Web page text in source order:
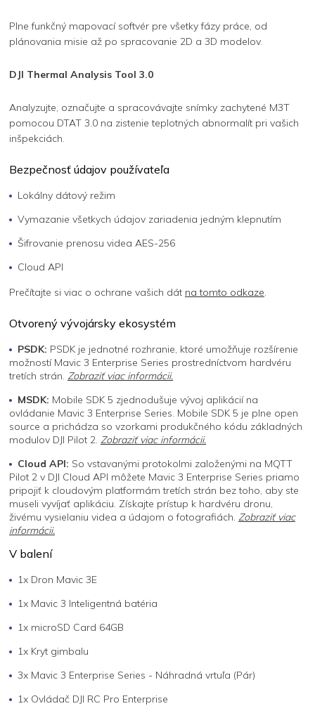
Plne funkčný mapovací softvér pre všetky fázy práce, od
plánovania misie až po spracovanie 2D a 3D modelov.
DJI Thermal Analysis Tool 3.0
Analyzujte, označujte a spracovávajte snímky zachytené M3T
pomocou DTAT 3.0 na zistenie teplotných abnormalít pri vašich
inšpekciách.
Bezpečnosť údajov používateľa
Lokálny dátový režim
Vymazanie všetkych údajov zariadenia jedným klepnutím
Šifrovanie prenosu videa AES-256
Cloud API
Prečítajte si viac o ochrane vašich dát na tomto odkaze.
Otvorený vývojársky ekosystém
PSDK: PSDK je jednotné rozhranie, ktoré umožňuje rozšírenie
možností Mavic 3 Enterprise Series prostredníctvom hardvéru
tretích strán. Zobraziť viac informácii.
MSDK: Mobile SDK 5 zjednodušuje vývoj aplikácií na
ovládanie Mavic 3 Enterprise Series. Mobile SDK 5 je plne open
source a prichádza so vzorkami produkčného kódu základných
modulov DJI Pilot 2. Zobraziť viac informácii.
Cloud API: So vstavanými protokolmi založenými na MQTT
Pilot 2 v DJI Cloud API môžete Mavic 3 Enterprise Series priamo
pripojiť k cloudovým platformám tretích strán bez toho, aby ste
museli vyvíjať aplikáciu. Získajte prístup k hardvéru dronu,
živému vysielaniu videa a údajom o fotografiách. Zobraziť viac
informácii.
V balení
1x Dron Mavic 3E
1x Mavic 3 Inteligentná batéria
1x microSD Card 64GB
1x Kryt gimbalu
3x Mavic 3 Enterprise Series - Náhradná vrtuľa (Pár)
1x Ovládač DJI RC Pro Enterprise